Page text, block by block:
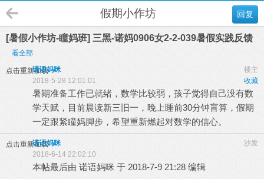
回复
假期小作坊
[暑假小作坊-瞳妈班] 三黑-诺妈0906女2-2-039暑假实践反馈
看全部
点击重新加载 楼主
诺语妈咪
收藏
2018-5-28 12:01:01
暑期准备工作已就绪，数学比较弱，孩子觉得自己没有数
学天赋，目前晨读新三旧一，晚上睡前30分钟盲算，假期
一定跟紧瞳妈脚步，希望重新燃起对数学的信心。
点击重新加载 沙发
诺语妈咪
2018-6-14 22:02:10
本帖最后由 诺语妈咪 于 2018-7-9 21:28 编辑